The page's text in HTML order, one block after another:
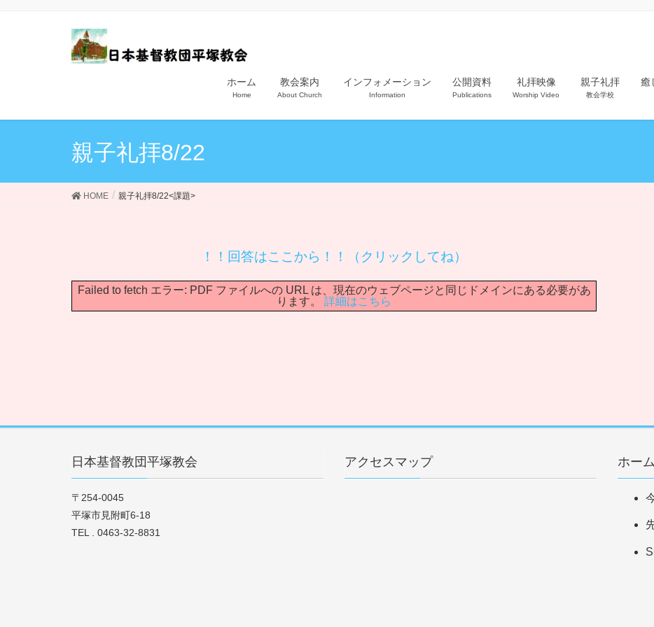
ホーム
Home
教会案内
About Church
インフォメーション
Information
公開資料
Publications
礼拝映像
Worship Video
親子礼拝
教会学校
癒
親子礼拝8/22
HOME 親子礼拝8/22<課題>
！！回答はここから！！（クリックしてね）
Failed to fetch エラー: PDF ファイルへの URL は、現在のウェブページと同じドメインにある必要があ
ります。 詳細はこちら
日本基督教団平塚教会
〒254-0045
平塚市見附町6-18
TEL . 0463-32-8831
アクセスマップ ホー